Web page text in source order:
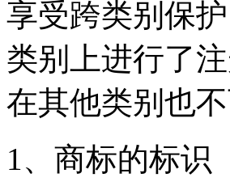
享受跨类别保
类别上进行了
在其他类别也
1、商标的标识